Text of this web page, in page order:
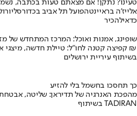
טעינו? נתקן! אם מצאתם טעות בכתבה,
אלייז'ה בראיינטהפועל תל אביב בכדורסל
כדאילהכיר
שופינג, אמנות ואוכל: המרכז המתחדש של
קפיצה קטנה לחו"ל: טיילת חדשה, מיצגי אמנות, וכיכרות משופצות בהשקעה של 100 מיליון ₪
בשיתוף עיריית ירושלים
כך תחסכו בחשמל בלי להזיע
מהפכת האנרגיה של תדיראן: שליטה,
בשיתוף TADIRAN